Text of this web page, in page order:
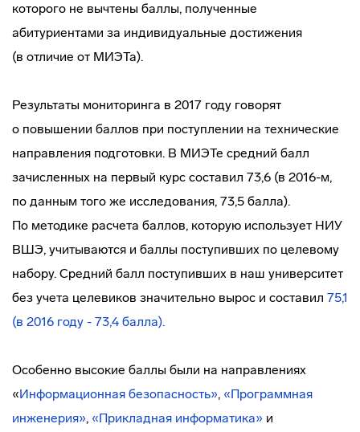
которого не вычтены баллы, полученные
абитуриентами за индивидуальные достижения
(в отличие от МИЭТа).
Результаты мониторинга в 2017 году говорят
о повышении баллов при поступлении на технические
направления подготовки. В МИЭТе средний балл
зачисленных на первый курс составил 73,6 (в 2016-м,
по данным того же исследования, 73,5 балла).
По методике расчета баллов, которую использует НИУ
ВШЭ, учитываются и баллы поступивших по целевому
набору. Средний балл поступивших в наш университет
без учета целевиков значительно вырос и составил 75,1
(в 2016 году - 73,4 балла).
Особенно высокие баллы были на направлениях
«Информационная безопасность», «Программная
инженерия», «Прикладная информатика» и